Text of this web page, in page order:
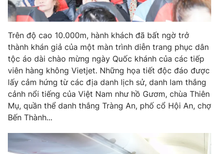
Trên độ cao 10.000m, hành khách đã bất ngờ trở
thành khán giả của một màn trình diễn trang phục dân
tộc áo dài chào mừng ngày Quốc khánh của các tiếp
viên hàng không Vietjet. Những họa tiết độc đáo được
lấy cảm hứng từ các địa danh lịch sử, danh lam thắng
cảnh nổi tiếng của Việt Nam như hồ Gươm, chùa Thiên
Mụ, quần thể danh thắng Tràng An, phố cổ Hội An, chợ
Bến Thành...